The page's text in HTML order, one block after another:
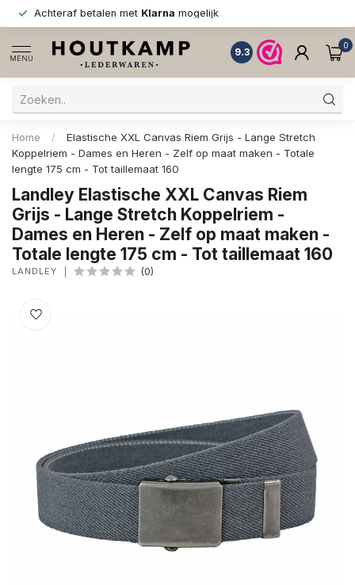
Achteraf betalen met Klarna mogelijk
MENU
9.3
0
Home /
Elastische XXL Canvas Riem Grijs - Lange Stretch
Koppelriem - Dames en Heren - Zelf op maat maken - Totale
lengte 175 cm - Tot taillemaat 160
Landley Elastische XXL Canvas Riem
Grijs - Lange Stretch Koppelriem -
Dames en Heren - Zelf op maat maken -
Totale lengte 175 cm - Tot taillemaat 160
LANDLEY (0)